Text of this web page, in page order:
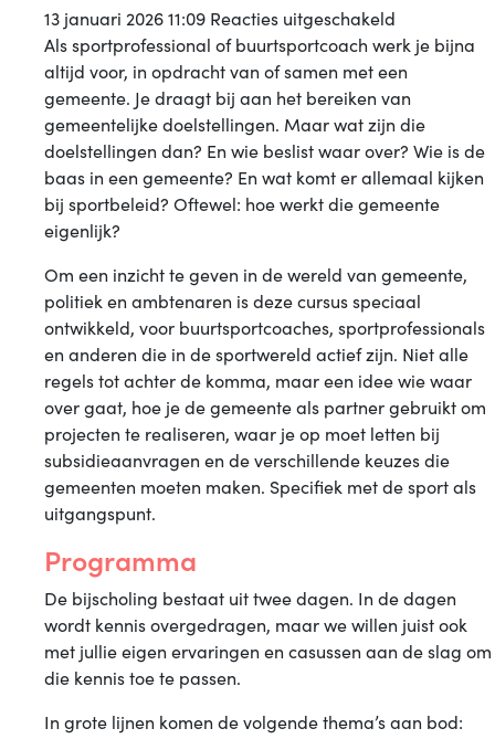
13 januari 2026 11:09 Reacties uitgeschakeld
Hoe
werkt
die
gemeente
nou?
Noord-
Brabant
Als sportprofessional of buurtsportcoach werk je bijna
altijd voor, in opdracht van of samen met een
gemeente. Je draagt bij aan het bereiken van
gemeentelijke doelstellingen. Maar wat zijn die
doelstellingen dan? En wie beslist waar over? Wie is de
baas in een gemeente? En wat komt er allemaal kijken
bij sportbeleid? Oftewel: hoe werkt die gemeente
eigenlijk?
Om een inzicht te geven in de wereld van gemeente,
politiek en ambtenaren is deze cursus speciaal
ontwikkeld, voor buurtsportcoaches, sportprofessionals
en anderen die in de sportwereld actief zijn. Niet alle
regels tot achter de komma, maar een idee wie waar
over gaat, hoe je de gemeente als partner gebruikt om
projecten te realiseren, waar je op moet letten bij
subsidieaanvragen en de verschillende keuzes die
gemeenten moeten maken. Specifiek met de sport als
uitgangspunt.
Programma
De bijscholing bestaat uit twee dagen. In de dagen
wordt kennis overgedragen, maar we willen juist ook
met jullie eigen ervaringen en casussen aan de slag om
die kennis toe te passen.
In grote lijnen komen de volgende thema’s aan bod: